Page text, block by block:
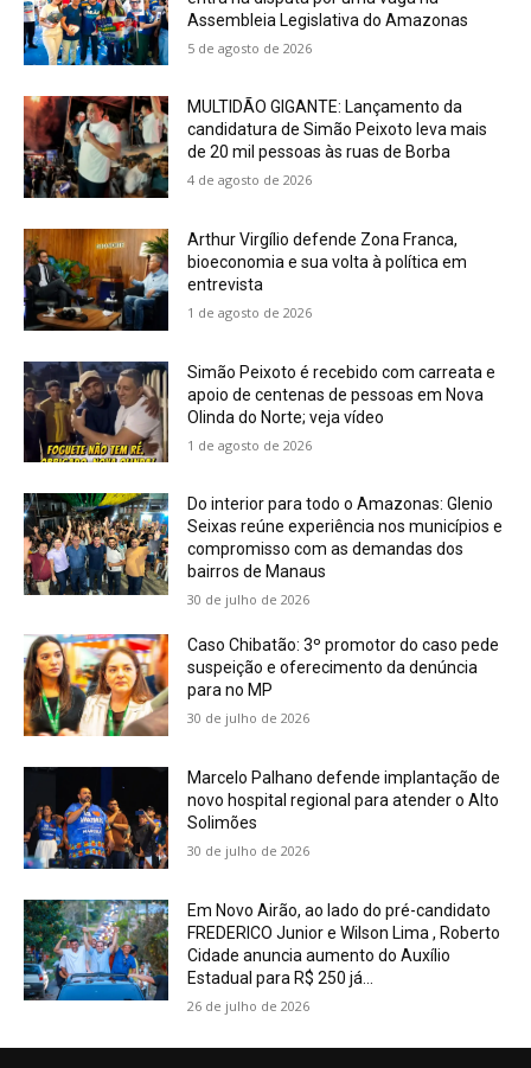
Assembleia Legislativa do Amazonas
5 de agosto de 2026
MULTIDÃO GIGANTE: Lançamento da
candidatura de Simão Peixoto leva mais
de 20 mil pessoas às ruas de Borba
4 de agosto de 2026
Arthur Virgílio defende Zona Franca,
bioeconomia e sua volta à política em
entrevista
1 de agosto de 2026
Simão Peixoto é recebido com carreata e
apoio de centenas de pessoas em Nova
Olinda do Norte; veja vídeo
1 de agosto de 2026
Do interior para todo o Amazonas: Glenio
Seixas reúne experiência nos municípios e
compromisso com as demandas dos
bairros de Manaus
30 de julho de 2026
Caso Chibatão: 3º promotor do caso pede
suspeição e oferecimento da denúncia
para no MP
30 de julho de 2026
Marcelo Palhano defende implantação de
novo hospital regional para atender o Alto
Solimões
30 de julho de 2026
Em Novo Airão, ao lado do pré-candidato
FREDERICO Junior e Wilson Lima , Roberto
Cidade anuncia aumento do Auxílio
Estadual para R$ 250 já...
26 de julho de 2026